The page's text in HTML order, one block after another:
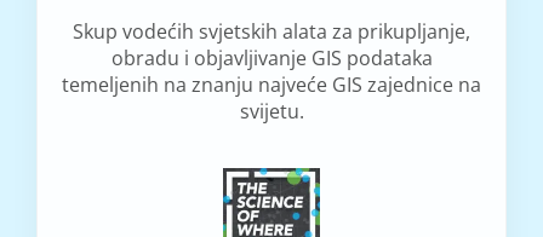
Skup vodećih svjetskih alata za prikupljanje,
obradu i objavljivanje GIS podataka
temeljenih na znanju najveće GIS zajednice na
svijetu.